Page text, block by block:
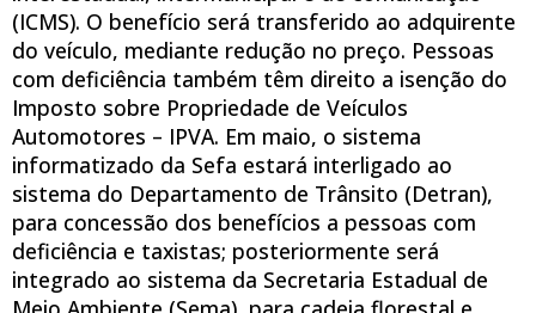
(ICMS). O benefício será transferido ao adquirente
do veículo, mediante redução no preço. Pessoas
com deficiência também têm direito a isenção do
Imposto sobre Propriedade de Veículos
Automotores – IPVA. Em maio, o sistema
informatizado da Sefa estará interligado ao
sistema do Departamento de Trânsito (Detran),
para concessão dos benefícios a pessoas com
deficiência e taxistas; posteriormente será
integrado ao sistema da Secretaria Estadual de